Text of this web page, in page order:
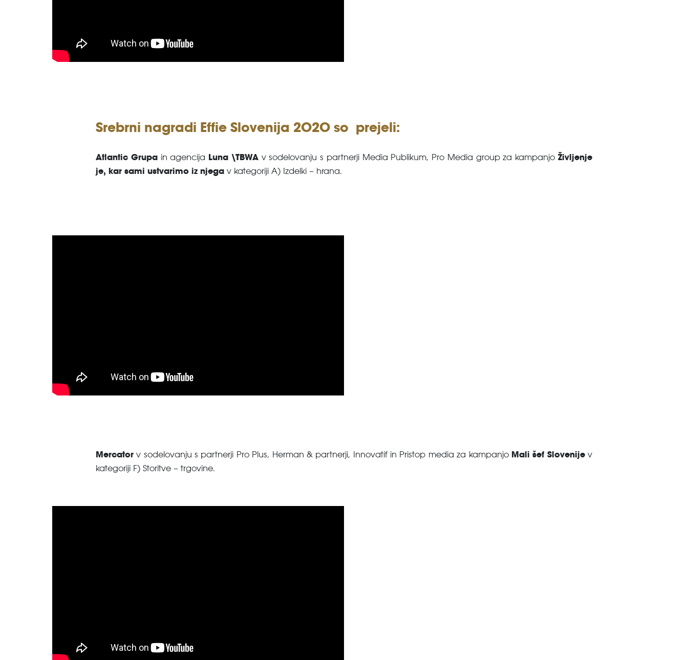
Srebrni nagradi Effie Slovenija 2020 so prejeli:
Atlantic Grupain agencija Luna \TBWAv sodelovanju s partnerji Media Publikum, Pro Media group za kampanjo Življenje
je, kar sami ustvarimo iz njega v kategoriji A) Izdelki – hrana.
Mercator v sodelovanju s partnerji Pro Plus, Herman & partnerji, Innovatif in Pristop media za kampanjo Mali šef Slovenijev
kategoriji F) Storitve – trgovine.